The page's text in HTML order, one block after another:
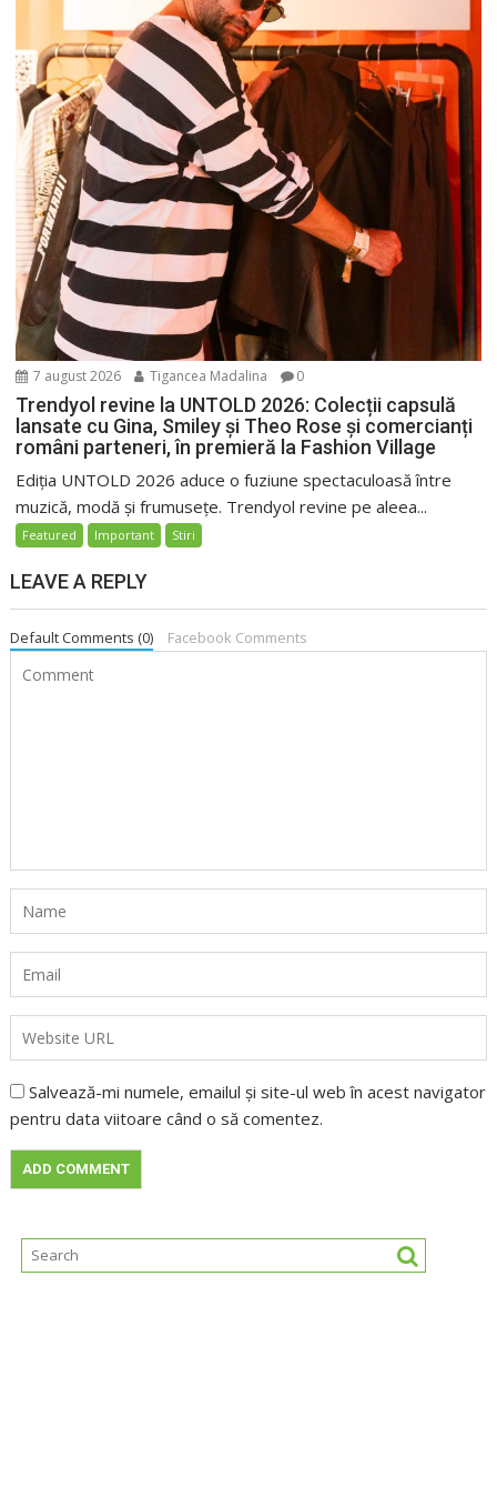
7 august 2026 Tigancea Madalina 0
Trendyol revine la UNTOLD 2026: Colecții capsulă
lansate cu Gina, Smiley și Theo Rose și comercianți
români parteneri, în premieră la Fashion Village
Ediția UNTOLD 2026 aduce o fuziune spectaculoasă între
muzică, modă și frumusețe. Trendyol revine pe aleea...
Featured Important Stiri
LEAVE A REPLY
Default Comments (0) Facebook Comments
Salvează-mi numele, emailul și site-ul web în acest navigator
pentru data viitoare când o să comentez.